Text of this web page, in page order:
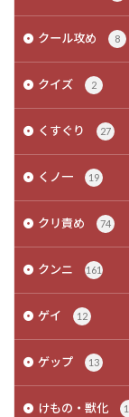
クール攻め 8
クイズ 2
くすぐり 27
くノ一 19
クリ責め 74
クンニ 161
ゲイ 12
ゲップ 13
けもの・獣化